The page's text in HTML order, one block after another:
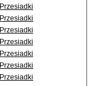
Przesiadki
Przesiadki
Przesiadki
Przesiadki
Przesiadki
Przesiadki
Przesiadki